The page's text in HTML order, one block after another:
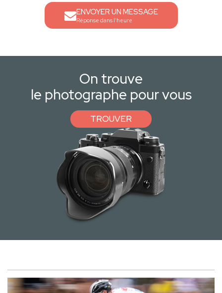
ENVOYER UN MESSAGE
Réponse dans l'heure
On trouve
le photographe pour vous
TROUVER